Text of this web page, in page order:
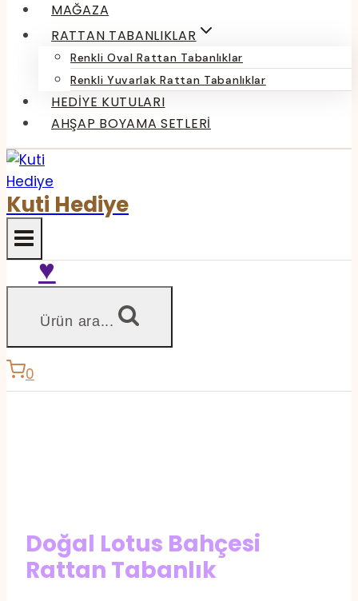
MAĞAZA
RATTAN TABANLIKLAR
Renkli Oval Rattan Tabanlıklar
Renkli Yuvarlak Rattan Tabanlıklar
HEDIYE KUTULARI
AHŞAP BOYAMA SETLERI
Kuti Hediye
♥
Ürün ara...
0
Doğal Lotus Bahçesi
Rattan Tabanlık